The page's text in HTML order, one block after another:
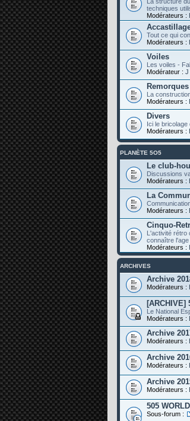
techniques
Modérateurs :
Tout ce qui
Modérateurs :
Voiles
Les voiles -
Modérateur : J
Remorques
La
Modérateurs :
Divers
Ici le bricolage
Modérateurs :
PLANÈTE 5O5
Le club-
Discussions
Modérateurs :
La
Modérateurs :
Cinquo-
L'activité rétro
connaître l'age
Modérateurs :
ARCHIVES
Archive
Modérateurs :
[ARCHIVE]
Le National
Modérateurs :
Archive
Modérateurs :
Archive
Modérateurs :
Archive
Modérateurs :
505
Sous-forum :